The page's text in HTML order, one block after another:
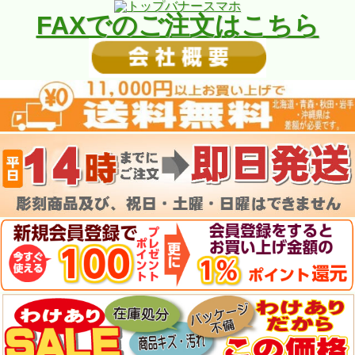
FAXでのご注文はこちら